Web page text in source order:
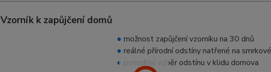
Vzorník k zapůjčení domů
● možnost zapůjčení vzorníku na 30 dnů
● reálné přírodní odstíny natřené na
●
pohodlný výběr odstínu v klidu domova